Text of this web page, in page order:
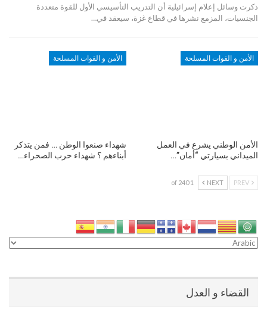
ذكرت وسائل إعلام إسرائيلية أن التدريب التأسيسي الأول للقوة متعددة
الجنسيات، المزمع نشرها في قطاع غزة، سيعقد في…
الأمن و القوات المسلحة
الأمن الوطني يشرع في العمل
الميداني بسيارتي “أمان”…
الأمن و القوات المسلحة
شهداء صنعوا الوطن … فمن يتذكر
أبناءهم ؟ شهداء حرب الصحراء…
NEXT
1 of 240
القضاء و العدل